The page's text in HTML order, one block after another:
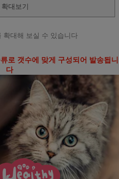
PAYCO 바로
확대보기
확대해 보실 수 있습니다
로 갯수에 맞게 구성되어 발송됩니
다